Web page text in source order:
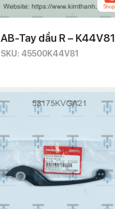
AB-Tay dầu R – K44V81
SKU: 45500K44V81